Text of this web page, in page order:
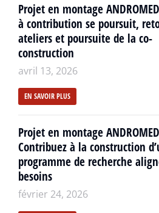
Projet en montage
à contribution se poursuit,
ateliers et poursuite de la co-
construction
avril 13, 2026
EN SAVOIR PLUS
Projet en montage
Contribuez à la construction
programme de recherche
besoins
février 24, 2026